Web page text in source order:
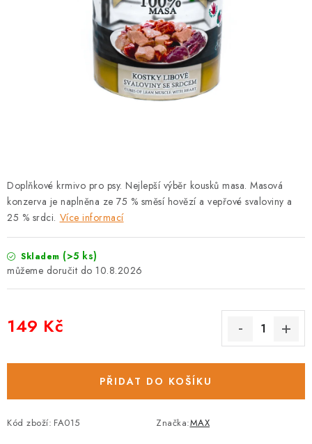
Podmínky ochrany osobních údajů
Zásady použivání souboru cookies
FAQ
Doplňkové krmivo pro psy. Nejlepší výběr kousků masa. Masová
konzerva je naplněna ze 75 % směsí hovězí a vepřové svaloviny a
25 % srdci. Více informací
Skladem (>5 ks)
10.8.2026
149 Kč
PŘIDAT DO KOŠÍKU
Kód zboží: FA015 Značka:MAX